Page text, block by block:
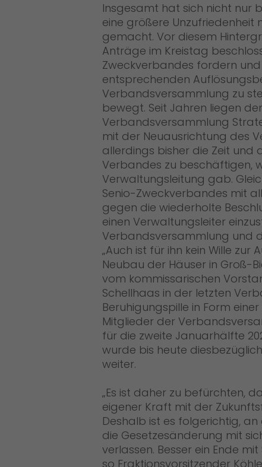
Insgesamt hat sich nicht nur
eine größere
gemacht. Vor diesem
Anträge im Kreistag
Zweckverbandes fordern
entsprechenden
Verbandsversammlung zu
bewegt. Seit Jahren liegen
Verbandsversammlung
mit der Neuausrichtung des
allerdings bisher die Zeit und
Verbandes zu beschäftigen,
Verwaltungsleitung gab.
Senio-Zweckverbandes mit
gegen die wiederholte
einen Verwaltungsleiter
Verbandsversammlung und
Auch ist für ihn kein Wille zur
Neubau der Häuser in Groß-
vom kommissarischen
Schellhaas in der letzten
Beruhigungspille in Form
Mitglieder der
für die zweite Januarhälfte
wurde bis heute
weiter.
Es ist daher zu befürchten,
eigener Kraft mit der
Deshalb ist es folgerichtig, an
die Gesetzesänderung mit
verlassen. Besser ein Ende
so Fraktionsvorsitzender